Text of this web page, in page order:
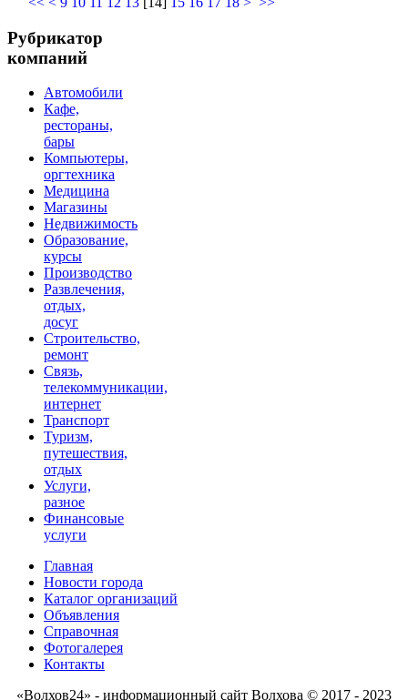
Рубрикатор
компаний
Автомобили
Кафе,
рестораны,
бары
Компьютеры,
оргтехника
Медицина
Магазины
Недвижимость
Образование,
курсы
Производство
Развлечения,
отдых,
досуг
Строительство,
ремонт
Связь,
телекоммуникации,
интернет
Транспорт
Туризм,
путешествия,
отдых
Услуги,
разное
Финансовые
услуги
Главная
Новости города
Каталог организаций
Объявления
Справочная
Фотогалерея
Контакты
«Волхов24» - информационный сайт Волхова © 2017 - 2023